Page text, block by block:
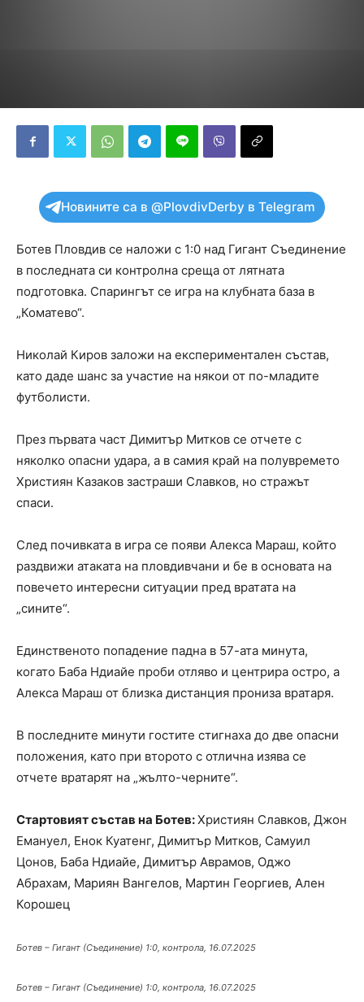
Новините са в @PlovdivDerby в Telegram
Ботев Пловдив се наложи с 1:0 над Гигант Съединение
в последната си контролна среща от лятната
подготовка. Спарингът се игра на клубната база в
„Коматево“.
Николай Киров заложи на експериментален състав,
като даде шанс за участие на някои от по-младите
футболисти.
През първата част Димитър Митков се отчете с
няколко опасни удара, а в самия край на полувремето
Християн Казаков застраши Славков, но стражът
спаси.
След почивката в игра се появи Алекса Мараш, който
раздвижи атаката на пловдивчани и бе в основата на
повечето интересни ситуации пред вратата на
„сините“.
Единственото попадение падна в 57-ата минута,
когато Баба Ндиайе проби отляво и центрира остро, а
Алекса Мараш от близка дистанция прониза вратаря.
В последните минути гостите стигнаха до две опасни
положения, като при второто с отлична изява се
отчете вратарят на „жълто-черните“.
Стартовият състав на Ботев:Християн Славков, Джон
Емануел, Енок Куатенг, Димитър Митков, Самуил
Цонов, Баба Ндиайе, Димитър Аврамов, Оджо
Абрахам, Мариян Вангелов, Мартин Георгиев, Ален
Корошец
Ботев – Гигант (Съединение) 1:0, контрола, 16.07.2025
Ботев – Гигант (Съединение) 1:0, контрола, 16.07.2025